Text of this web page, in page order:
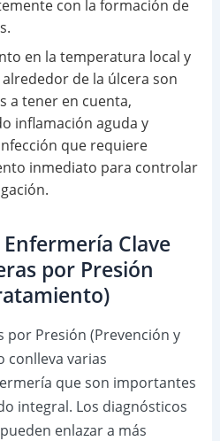
con la formación de
en la temperatura local y
de la úlcera son
a tener en cuenta,
inflamación aguda y
que requiere
inmediato para controlar
Clave
por Presión
por Presión (Prevención y
conlleva varias
que son importantes
integral. Los diagnósticos
enlazar a más